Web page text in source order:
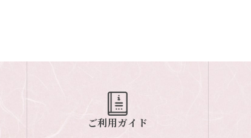
ご利用ガイド